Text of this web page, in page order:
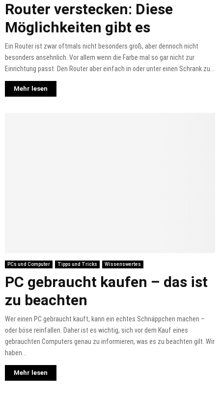
Router verstecken: Diese
Möglichkeiten gibt es
Ein Router ist zwar oftmals nicht besonders groß, aber dennoch nicht
besonders ansehnlich. Vor allem wenn die Farbe mal so gar nicht zur
Einrichtung passt. Den Router aber einfach in oder unter einen Schrank zu...
Mehr lesen
PCs und Computer Tipps und Tricks Wissenswertes
PC gebraucht kaufen – das ist
zu beachten
Wer einen PC gebraucht kauft, kann ein echtes Schnäppchen machen –
oder böse reinfallen. Daher ist es wichtig, sich vor dem Kauf eines
gebrauchten Computers genau zu informieren, was es zu beachten gilt. Wir
haben...
Mehr lesen